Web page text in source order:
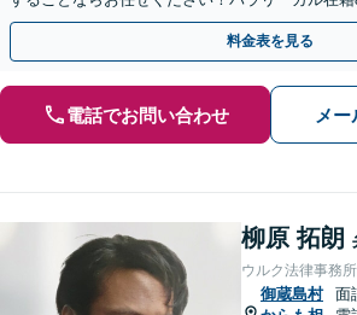
駅1分】※結婚詐欺・ロマンス詐欺に関するご相
料金表を見る
電話でお問い合わせ メ
柳原 拓朗
ウルク法律事務所
御蔵島村
面